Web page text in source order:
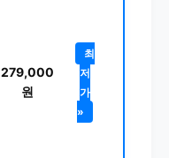
279,000
원
최
저
가
»